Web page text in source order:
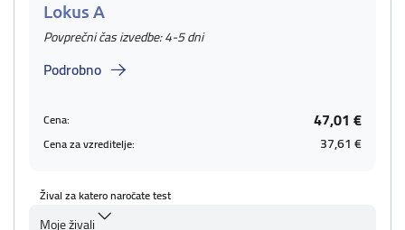
Lokus A
Povprečni čas izvedbe: 4-5 dni
Podrobno
Cena: 47,01 €
Cena za vzreditelje: 37,61 €
Žival za katero naročate test
Moje živali